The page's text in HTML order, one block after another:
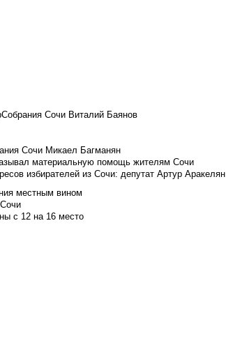
Сочи Виталий Баянов
Сочи Микаел Багманян
материальную помощь жителям Сочи
избирателей из Сочи: депутат Артур Аракелян
местным вином
с 12 на 16 место